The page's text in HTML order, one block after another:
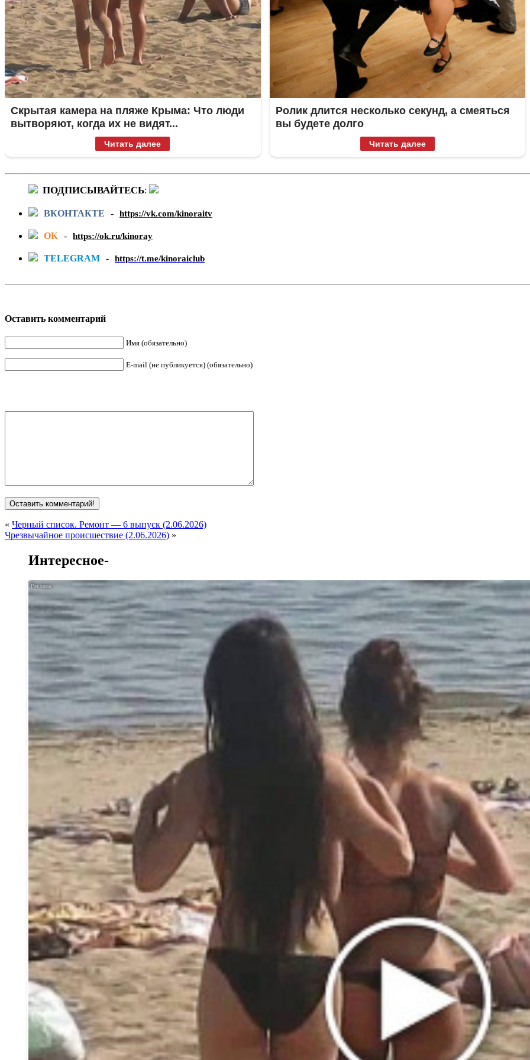
Скрытая камера на пляже Крыма: Что люди
вытворяют, когда их не видят...
Читать далее
Ролик длится несколько секунд, а смеяться
вы будете долго
Читать далее
ПОДПИСЫВАЙТЕСЬ:
ВКОНТАКТЕ - https://vk.com/kinoraitv
ОК - https://ok.ru/kinoray
TELEGRAM - https://t.me/kinoraiclub
Оставить комментарий
Имя (обязательно)
E-mail (не публикуется) (обязательно)
« Черный список. Ремонт — 6 выпуск (2.06.2026)
Чрезвычайное происшествие (2.06.2026) »
Интересное-